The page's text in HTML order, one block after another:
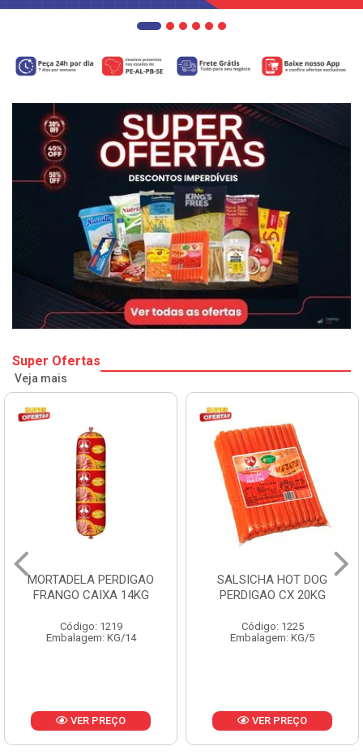
Super Ofertas
Veja mais
SALSICHA HOT DOG
PERDIGAO CX 20KG
Código: 1225
Embalagem: KG/5
VER PREÇO
PERNIL SUINO C/OSSO
COPAVEL KG
Código: 12301
Embalagem: CX/± 19,56 KG
VER PREÇO